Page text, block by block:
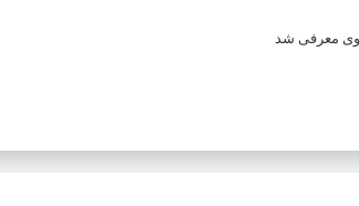
معرفی شد